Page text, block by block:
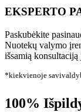
EKSPERTO
Paskubėkite
Nuotekų valymo
išsamią konsultaciją
*kiekvienoje
100%